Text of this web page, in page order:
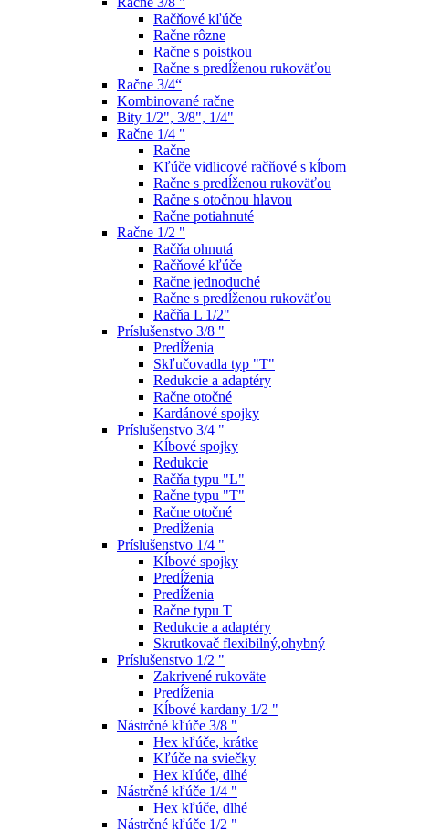
Račňové kľúče
Račne rôzne
Račne s poistkou
Račne s predĺženou rukoväťou
Račne 3/4“
Kombinované račne
Bity 1/2", 3/8", 1/4"
Račne 1/4 "
Račne
Kľúče vidlicové račňové s kĺbom
Račne s predĺženou rukoväťou
Račne s otočnou hlavou
Račne potiahnuté
Račne 1/2 "
Račňa ohnutá
Račňové kľúče
Račne jednoduché
Račne s predĺženou rukoväťou
Račňa L 1/2"
Príslušenstvo 3/8 "
Predĺženia
Skľučovadla typ "T"
Redukcie a adaptéry
Račne otočné
Kardánové spojky
Príslušenstvo 3/4 "
Kĺbové spojky
Redukcie
Račňa typu "L"
Račne typu "T"
Račne otočné
Predĺženia
Príslušenstvo 1/4 "
Kĺbové spojky
Predĺženia
Predĺženia
Račne typu T
Redukcie a adaptéry
Skrutkovač flexibilný,ohybný
Príslušenstvo 1/2 "
Zakrivené rukoväte
Predĺženia
Kĺbové kardany 1/2 "
Nástrčné kľúče 3/8 "
Hex kľúče, krátke
Kľúče na sviečky
Hex kľúče, dlhé
Nástrčné kľúče 1/4 "
Hex kľúče, dlhé
Nástrčné kľúče 1/2 "